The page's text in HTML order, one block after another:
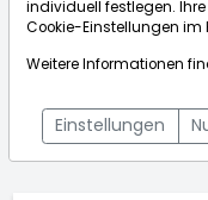
Therapeutics
[ISIN: US89532M1018]
Aktienkurse
individuell festlegen.
Cookie-Einstellungen im
Weitere Informationen
Einstellungen